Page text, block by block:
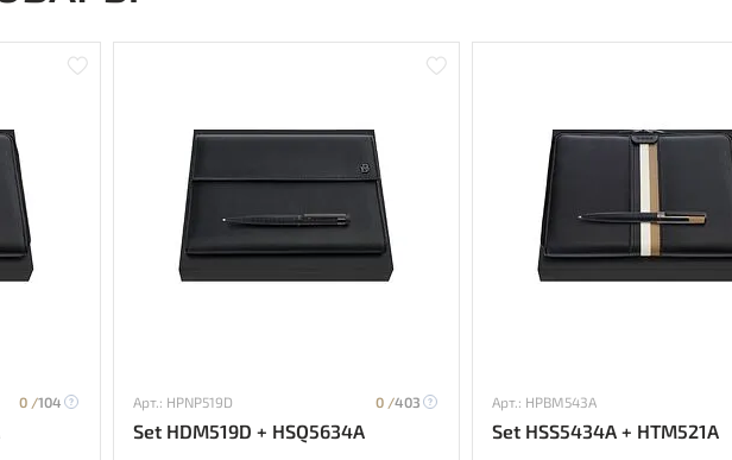
0 /104 Арт.: HPNP519D 0 /403
Set HDM519D + HSQ5634A
Арт.: HPBM543A
Set HSS5434A + HTM521A